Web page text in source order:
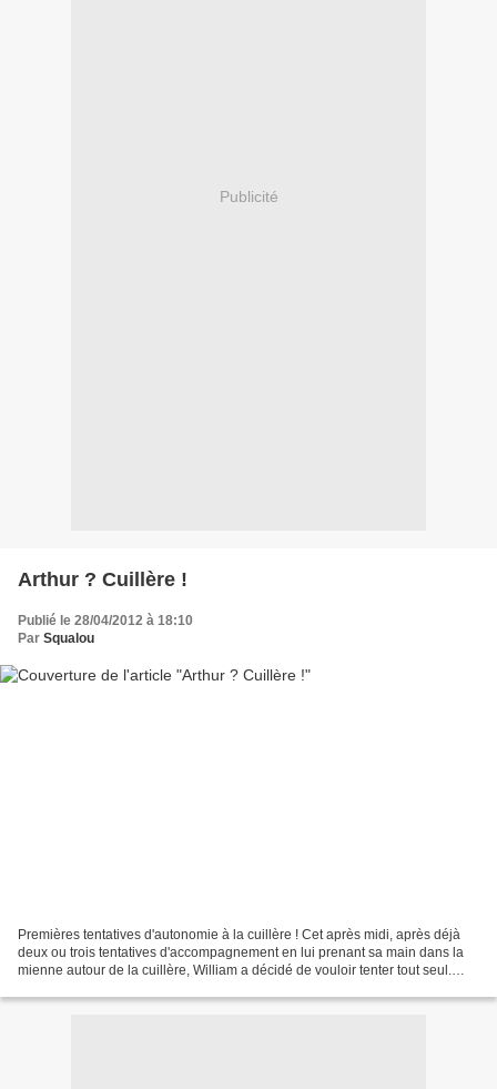
Publicité
Arthur ? Cuillère !
Publié le 28/04/2012 à 18:10
Par Squalou
Premières tentatives d'autonomie à la cuillère ! Cet après midi, après déjà
deux ou trois tentatives d'accompagnement en lui prenant sa main dans la
mienne autour de la cuillère, William a décidé de vouloir tenter tout seul.